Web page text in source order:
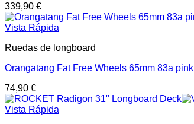
339,90 €
Vista Rápida
Ruedas de longboard
Orangatang Fat Free Wheels 65mm 83a pink
74,90 €
Vista Rápida